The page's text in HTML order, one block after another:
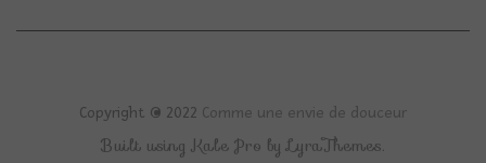
Copyright © 2022 Comme une envie de douceur
Built usingKale Pro byLyraThemes.